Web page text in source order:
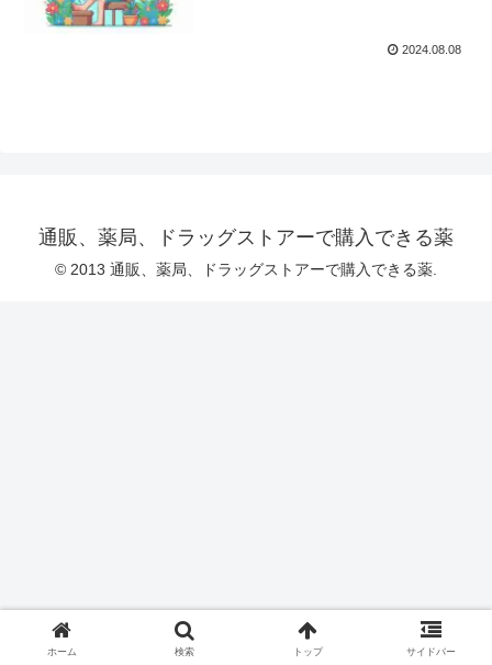
2024.08.08
通販、薬局、ドラッグストアーで購入できる薬
© 2013 通販、薬局、ドラッグストアーで購入できる薬.
ホーム 検索 トップ サイドバー